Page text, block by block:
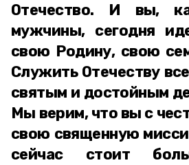
Отечество. И вы,
мужчины, сегодня
свою Родину, свою
Служить Отечеству
святым и достойным
Мы верим, что вы с
свою священную
сейчас стоит